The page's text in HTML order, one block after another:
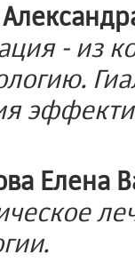
- из
Елена